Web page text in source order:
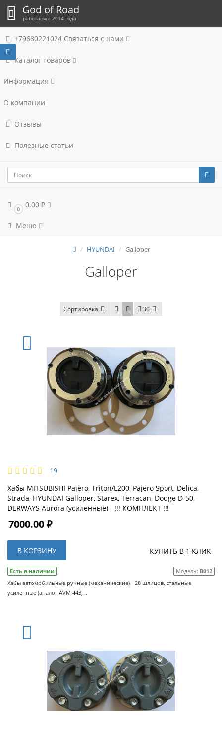
God of Road
работаем с 2014 года
+79680221024 Связаться с нами
Каталог товаров
Информация
О компании
Отзывы
Полезные статьи
0 0.00 ₽
Меню
HYUNDAI Galloper
Galloper
Сортировка 30
19
Хабы MITSUBISHI Pajero, Triton/L200, Pajero Sport, Delica,
Strada, HYUNDAI Galloper, Starex, Terracan, Dodge D-50,
DERWAYS Aurora (усиленные) - !!! КОМПЛЕКТ !!!
7000.00 ₽
В КОРЗИНУ КУПИТЬ В 1 КЛИК
Есть в наличии Модель: B012
Хабы автомобильные ручные (механические) - 28 шлицов, стальные
усиленные (аналог AVM 443, ..